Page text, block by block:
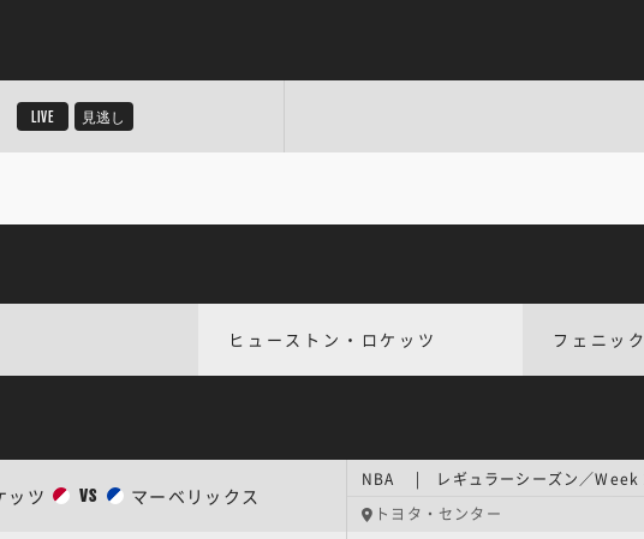
LIVE 見逃し
ヒューストン・ロケッツ フェニッ
ッツ VS マーベリックス
NBA | レギュラーシーズン／Week
トヨタ・センター